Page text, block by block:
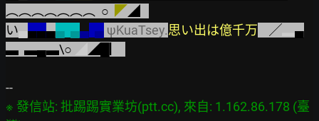
︵︵︵︵︵︵︵  ○ ◤ ◢
い
▄▄▄▄ ▄▄
  ▄
ψKuaTsey.思い出は億千万
    ╱
▄
▃  ▃▄▃\○
◢█▏
※ 發信站: 批踢踢實業坊(ptt.cc), 來自: 1.162.86.178 (臺